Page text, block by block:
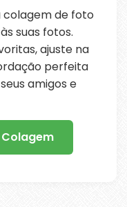
colagem de foto
suas fotos.
ajuste na
perfeita
amigos e